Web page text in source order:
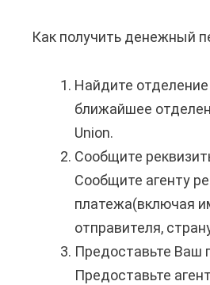
с
о
м
о
щ
ь
ю
д
у
х
с
и
ф
а
й
л
и
з
а
в
Как получить денежный
Найдите
ближайшее
Union.
Сообщите
Сообщите агенту
платежа(включая
отправителя,
Предоставьте Ваш
Предоставьте